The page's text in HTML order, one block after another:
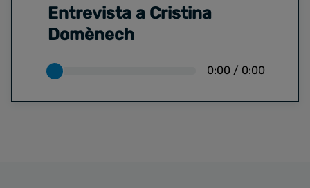
Entrevista a Cristina
Domènech
0:00 / 0:00